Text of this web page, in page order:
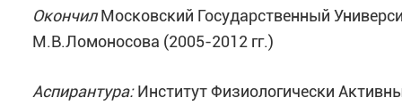
ОкончилМосковский Государственный
М.В.Ломоносова (2005-2012 гг.)
Аспирантура:Институт Физиологически